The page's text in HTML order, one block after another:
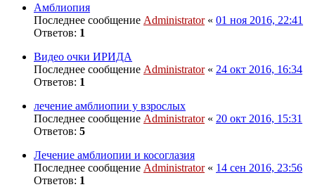
Амблиопия
Последнее сообщение Administrator« 01 ноя 2016, 22:41
Ответов: 1
Видео очки ИРИДА
Последнее сообщение Administrator« 24 окт 2016, 16:34
Ответов: 1
лечение амблиопии у взрослых
Последнее сообщение Administrator« 20 окт 2016, 15:31
Ответов: 5
Лечение амблиопии и косоглазия
Последнее сообщение Administrator« 14 сен 2016, 23:56
Ответов: 1